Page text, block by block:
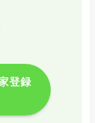
登録